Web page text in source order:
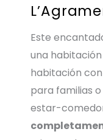
Este
una
habitación
para familias
estar-